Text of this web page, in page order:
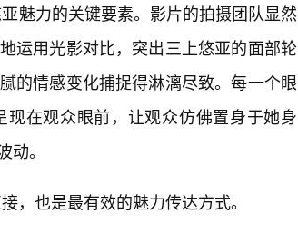
魅力的关键要素。影片的拍摄团队显然
运用光影对比，突出三上悠亚的面部轮
的情感变化捕捉得淋漓尽致。每一个眼
在观众眼前，让观众仿佛置身于她身
。
，也是最有效的魅力传达方式。